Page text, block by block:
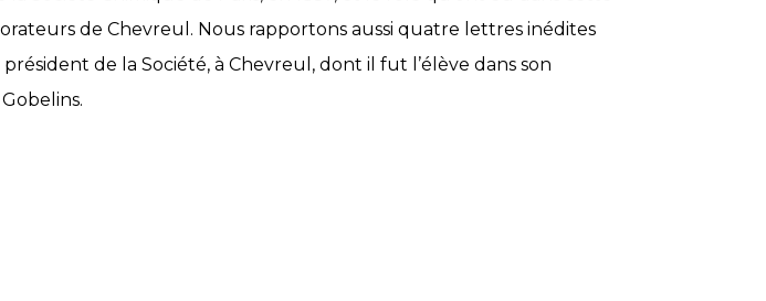
de Chevreul. Nous rapportons aussi quatre lettres inédites
de la Société, à Chevreul, dont il fut l’élève dans son